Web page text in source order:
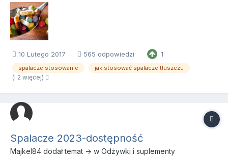
sobie, takich jak: wiek waga wzrost liczba posiłków pora
aktywności fizycznej inne stos...
10 Lutego 2017 565 odpowiedzi 1
spalacze stosowanie jak stosować spalacze tłuszczu
(i 2 więcej)
Spalacze 2023-dostępność
Majkel84 dodał temat → w Odżywki i suplementy